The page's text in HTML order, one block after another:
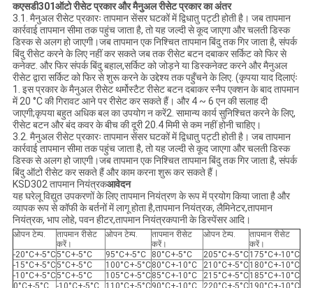
कएसडी301ऑटो रीसेट प्रकार और मैनुअल रीसेट प्रकार का अंतर
3.1. मैनुअल रीसेट प्रकारः तापमान सेंसर घटकों में द्विधातु पट्टी होती है। जब तापमान
कार्रवाई तापमान सीमा तक पहुंच जाता है, तो यह जल्दी से कूद जाएगा और चलती डिस्क
डिस्क से अलग हो जाएगी।जब तापमान एक निश्चित तापमान बिंदु तक गिर जाता है, संपर्क
बिंदु रीसेट करने के लिए नहीं कर सकते जब तक रीसेट बटन दबाकर सर्किट को फिर से
कनेक्ट. और फिर संपर्क बिंदु बहाल,सर्किट को जोड़ने या डिस्कनेक्ट करने और मैनुअल
रीसेट द्वारा सर्किट को फिर से शुरू करने के उद्देश्य तक पहुँचने के लिए. (कृपया याद दिलाएंः
1. इस प्रकार के मैनुअल रीसेट थर्मोस्टैट रीसेट बटन दबाकर स्नैप एक्शन के बाद तापमान
में 20 °C की गिरावट आने पर रीसेट कर सकते हैं। और 4 ~ 6 एन की सलाह दी
जाएगी;कृपया बहुत अधिक बल का उपयोग न करें2. सामान्य कार्य सुनिश्चित करने के लिए,
रीसेट बटन और बंद कवर के बीच की दूरी 20.4 मिमी से कम नहीं होनी चाहिए।
3.2. मैनुअल रीसेट प्रकारः तापमान सेंसर घटकों में द्विधातु पट्टी होती है। जब तापमान
कार्रवाई तापमान सीमा तक पहुंच जाता है, तो यह जल्दी से कूद जाएगा और चलती डिस्क
डिस्क से अलग हो जाएगी।जब तापमान एक निश्चित तापमान बिंदु तक गिर जाता है, संपर्क
बिंदु ऑटो रीसेट कर सकते हैं और काम करना शुरू कर सकते हैं।
KSD302 तापमान नियंत्रकआवेदन
यह घरेलू विद्युत उपकरणों के लिए तापमान नियंत्रण के रूप में प्रयोग किया जाता है और
व्यापक रूप से कॉफी के बर्तनों में लागू होता है,तापमान नियंत्रक, लैमिनेटर,तापमान
नियंत्रक, भाप लोहे, पवन हीटर,तापमान नियंत्रकपानी के डिस्पेंसर आदि।
ओपन टेम्प.
तापमान रीसेट
करें।
ओपन टेम्प.
तापमान रीसेट
करें।
ओपन टेम्प.
तापमान रीसेट
करें।
-20°C+-5°C5°C+-5°C 95°C+-5°C 80°C+-5°C 205°C+-5°C175°C+-10°C
-15°C+-5°C5°C+-5°C 100°C+-5°C80°C+-10°C 210°C+-5°C180°C+-10°C
-10°C+-5°C5°C+-5°C 105°C+-5°C85°C+-10°C 215°C+-5°C185°C+-10°C